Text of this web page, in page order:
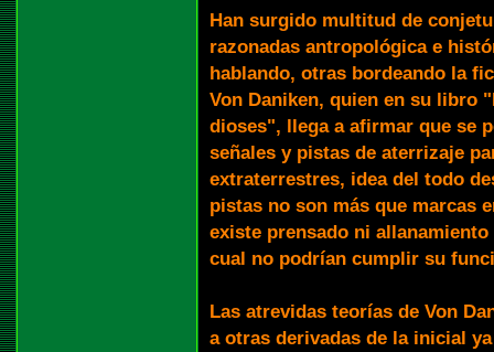
Han surgido multitud de
razonadas antropológica e
hablando, otras bordeando la
Von Daniken, quien en su libro
dioses", llega a afirmar que se
señales y pistas de aterrizaje
extraterrestres, idea del todo
pistas no son más que marcas
existe prensado ni
cual no podrían cumplir su
Las atrevidas teorías de Von
a otras derivadas de la inicial